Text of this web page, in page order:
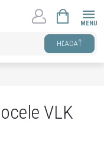
HĽADAŤ
KOŠÍK
VLK